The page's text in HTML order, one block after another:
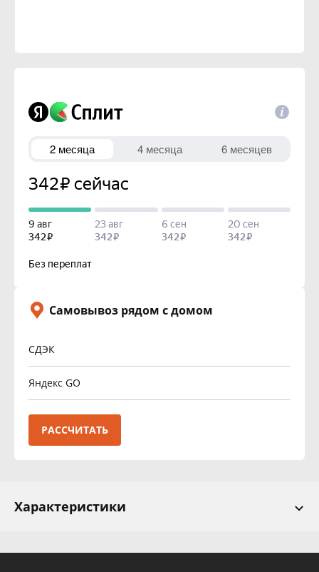
Самовывоз рядом с домом
СДЭК
Яндекс GO
РАССЧИТАТЬ
Характеристики